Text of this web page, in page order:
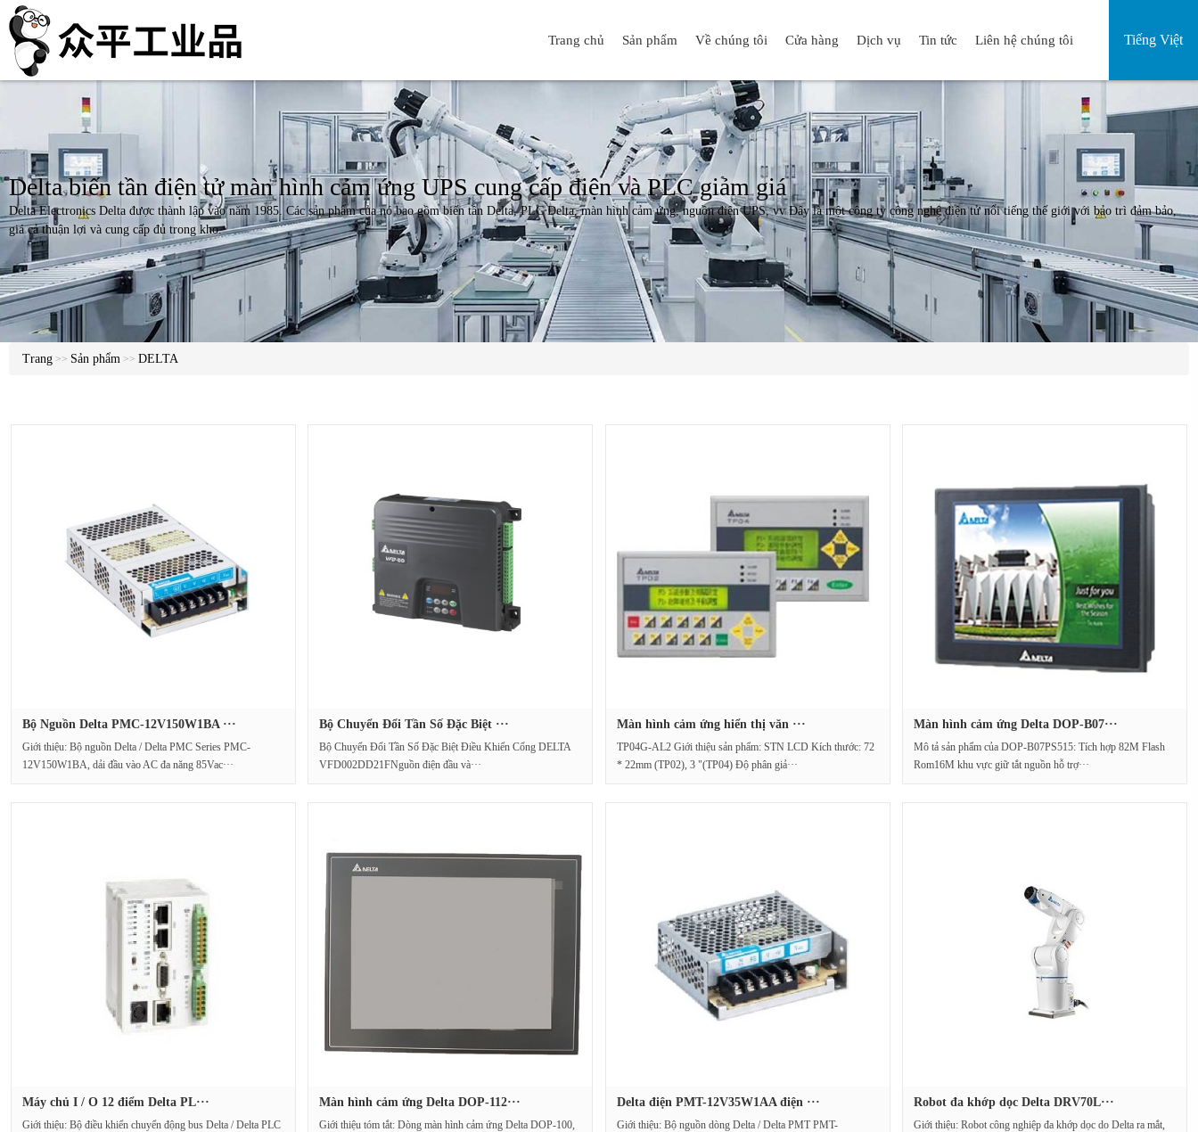
Tiếng Việt
Trang chủ Sản phẩm Về chúng tôi Cửa hàng Dịch vụ Tin tức Liên hệ chúng tôi
Delta biến tần điện tử màn hình cảm ứng UPS cung cấp điện và PLC giảm giá
Delta Electronics Delta được thành lập vào năm 1985. Các sản phẩm của nó bao gồm biến tần Delta, PLC Delta, màn hình cảm ứng, nguồn điện UPS, vv Đây là một công ty công nghệ điện tử nổi tiếng thế giới với bảo trì đảm bảo,
giá cả thuận lợi và cung cấp đủ trong kho.
Trang >> Sản phẩm >> DELTA
Bộ Nguồn Delta PMC-12V150W1BA ···
Giới thiệu: Bộ nguồn Delta / Delta PMC Series PMC-
12V150W1BA, dải đầu vào AC đa năng 85Vac···
Bộ Chuyển Đổi Tần Số Đặc Biệt ···
Bộ Chuyển Đổi Tần Số Đặc Biệt Điều Khiển Cổng DELTA
VFD002DD21FNguồn điện đầu và···
Màn hình cảm ứng hiển thị văn ···
TP04G-AL2 Giới thiệu sản phẩm: STN LCD Kích thước: 72
* 22mm (TP02), 3 "(TP04) Độ phân giả···
Màn hình cảm ứng Delta DOP-B07···
Mô tả sản phẩm của DOP-B07PS515: Tích hợp 82M Flash
Rom16M khu vực giữ tắt nguồn hỗ trợ···
Máy chủ I / O 12 điểm Delta PL···
Giới thiệu: Bộ điều khiển chuyển động bus Delta / Delta PLC
Màn hình cảm ứng Delta DOP-112···
Giới thiệu tóm tắt: Dòng màn hình cảm ứng Delta DOP-100,
Delta điện PMT-12V35W1AA điện ···
Giới thiệu: Bộ nguồn dòng Delta / Delta PMT PMT-
Robot đa khớp dọc Delta DRV70L···
Giới thiệu: Robot công nghiệp đa khớp dọc do Delta ra mắt,